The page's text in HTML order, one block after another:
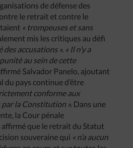
de défense des
le retrait et contre le
« trompeuses et sans
mis les critiques au défi
accusations ». « Il n’y a
au sein de cette
Salvador Panelo, ajoutant
du pays continue d’être
conforme aux
la Constitution ». Dans une
la Cour pénale
que le retrait du Statut
souveraine qui « n’a aucun